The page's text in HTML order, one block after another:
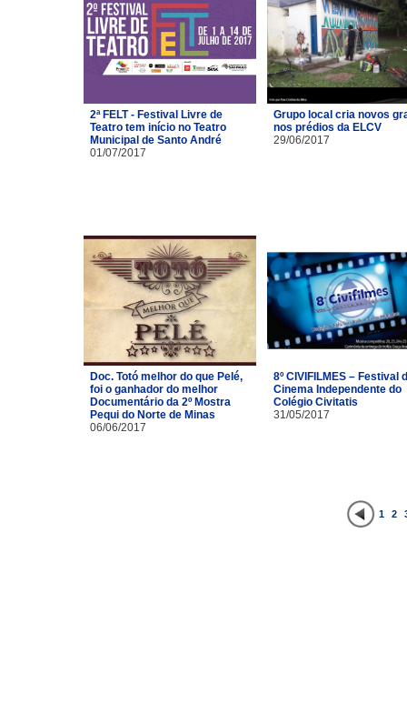
2ª FELT - Festival Livre de
Teatro tem início no Teatro
Municipal de Santo André
01/07/2017
Grupo local cria novos
nos prédios da ELCV
29/06/2017
Doc. Totó melhor do que Pelé,
foi o ganhador do melhor
Documentário da 2º Mostra
Pequi do Norte de Minas
06/06/2017
8º CIVIFILMES – Festival
Cinema Independente do
Colégio Civitatis
31/05/2017
1 2